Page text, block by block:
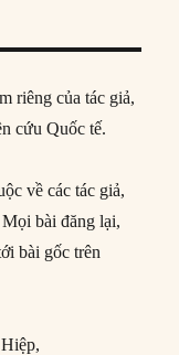
riêng của tác giả,
cứu Quốc tế.
về các tác giả,
bài đăng lại,
bài gốc trên